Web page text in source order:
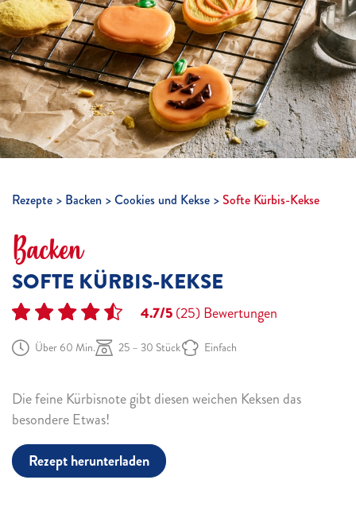
Rezepte Backen Cookies und Kekse Softe Kürbis-Kekse
Backen
SOFTE KÜRBIS-KEKSE
4.7/5(25)Bewertungen
Über 60 Min. 25 – 30 Stück Einfach
Die feine Kürbisnote gibt diesen weichen Keksen das
besondere Etwas!
Rezept herunterladen